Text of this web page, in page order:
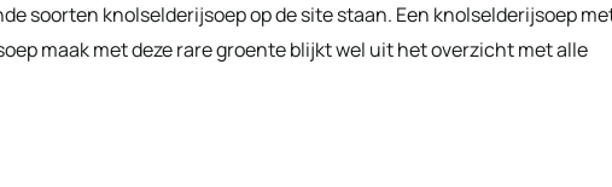
soorten knolselderijsoep op de site staan. Een knolselderijsoep
maak met deze rare groente blijkt wel uit het overzicht met alle